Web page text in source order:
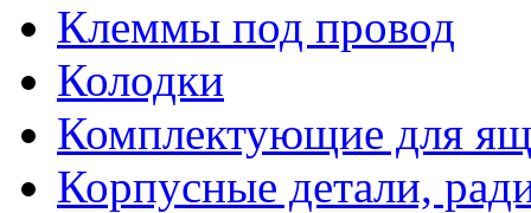
Клеммы под провод
Колодки
Комплектующие для
Корпусные детали,